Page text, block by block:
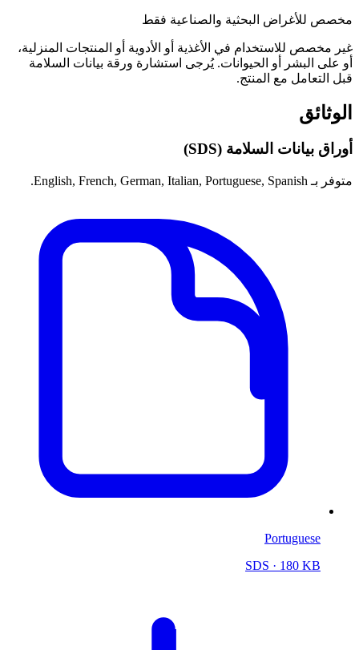
مخصص للأغراض البحثية والصناعية فقط
غير مخصص للاستخدام في الأغذية أو الأدوية أو المنتجات المنزلية،
أو على البشر أو الحيوانات. يُرجى استشارة ورقة بيانات السلامة
قبل التعامل مع المنتج.
الوثائق
أوراق بيانات السلامة (SDS)
متوفر بـ English, French, German, Italian, Portuguese, Spanish.
Portuguese
SDS · 180 KB